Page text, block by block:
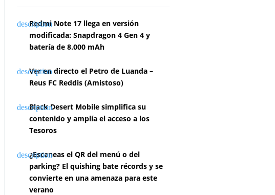
Redmi Note 17 llega en versión
modificada: Snapdragon 4 Gen 4 y
batería de 8.000 mAh
Ver en directo el Petro de Luanda –
Reus FC Reddis (Amistoso)
Black Desert Mobile simplifica su
contenido y amplía el acceso a los
Tesoros
¿Escaneas el QR del menú o del
parking? El quishing bate récords y se
convierte en una amenaza para este
verano